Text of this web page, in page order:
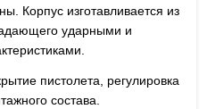
Корпус изготавливается из
ударными и
пистолета, регулировка
состава.